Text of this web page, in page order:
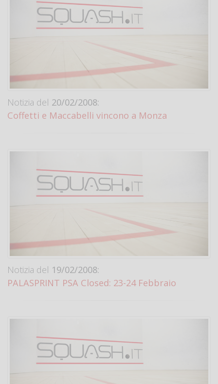
Notizia del 20/02/2008:
Coffetti e Maccabelli vincono a Monza
Notizia del 19/02/2008:
PALASPRINT PSA Closed: 23-24 Febbraio